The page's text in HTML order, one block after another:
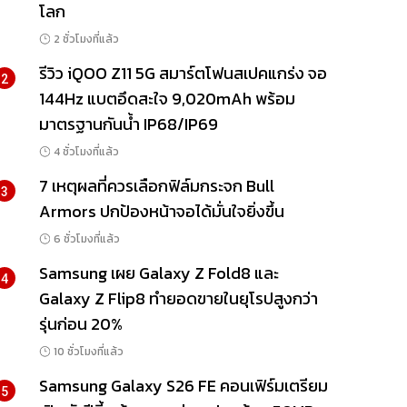
โลก
2 ชั่วโมงที่แล้ว
2
รีวิว iQOO Z11 5G สมาร์ตโฟนสเปคแกร่ง จอ
144Hz แบตอึดสะใจ 9,020mAh พร้อม
มาตรฐานกันน้ำ IP68/IP69
4 ชั่วโมงที่แล้ว
3
7 เหตุผลที่ควรเลือกฟิล์มกระจก Bull
Armors ปกป้องหน้าจอได้มั่นใจยิ่งขึ้น
6 ชั่วโมงที่แล้ว
4
Samsung เผย Galaxy Z Fold8 และ
Galaxy Z Flip8 ทำยอดขายในยุโรปสูงกว่า
รุ่นก่อน 20%
10 ชั่วโมงที่แล้ว
5
Samsung Galaxy S26 FE คอนเฟิร์มเตรียม